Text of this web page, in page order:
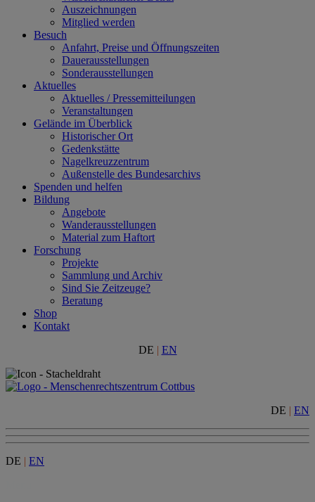
Auszeichnungen
Mitglied werden
Besuch
Anfahrt, Preise und Öffnungszeiten
Dauerausstellungen
Sonderausstellungen
Aktuelles
Aktuelles / Pressemitteilungen
Veranstaltungen
Gelände im Überblick
Historischer Ort
Gedenkstätte
Nagelkreuzzentrum
Außenstelle des Bundesarchivs
Spenden und helfen
Bildung
Angebote
Wanderausstellungen
Material zum Haftort
Forschung
Projekte
Sammlung und Archiv
Sind Sie Zeitzeuge?
Beratung
Shop
Kontakt
DE | EN
DE | EN
DE | EN